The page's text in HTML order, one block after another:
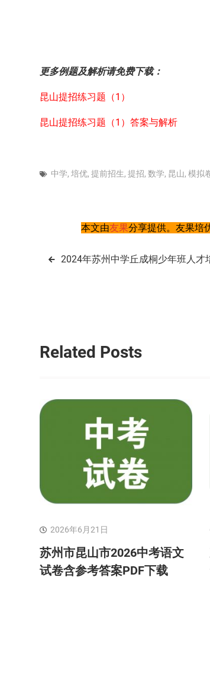
更多例题及解析请免费下载：
昆山提招练习题（1）
昆山提招练习题（1）答案与解析
中学, 培优, 提前招生, 提招, 数学, 昆山, 模拟
本文由友果分享提供。友果培
文 2024年苏州中学丘成桐少年班人才
Related Posts
2026年6月21日
苏州市昆山市2026中考语文
试卷含参考答案PDF下载